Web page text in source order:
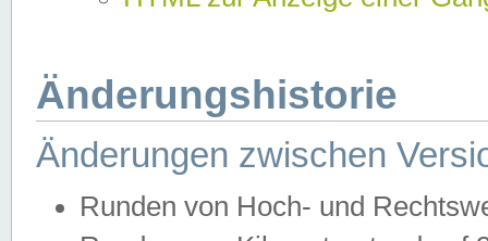
Änderungshistorie
Änderungen zwischen
Runden von Hoch- und